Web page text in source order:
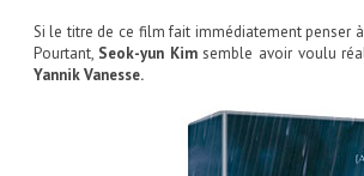
Si le titre de ce film fait immédiatement penser à
Pourtant, Seok-yun Kimsemble avoir voulu
Yannik Vanesse.